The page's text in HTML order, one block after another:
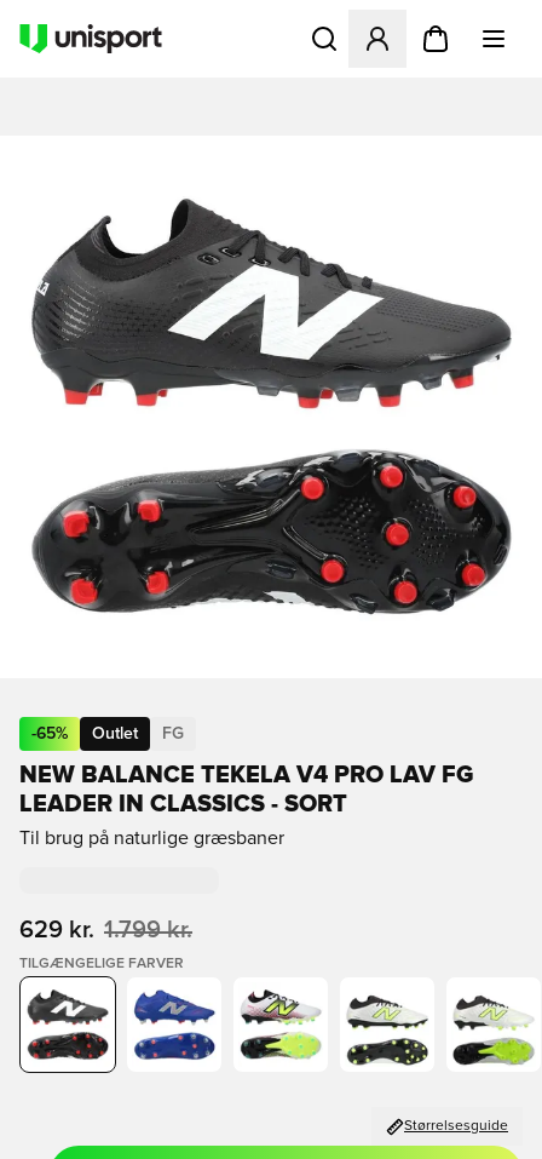
Åbner en Modal til at
-65% Outlet FG
NEW BALANCE TEKELA V4 PRO LAV FG
LEADER IN CLASSICS - SORT
Til brug på naturlige græsbaner
629 kr. 1.799 kr.
TILGÆNGELIGE FARVER
Størrelsesguide